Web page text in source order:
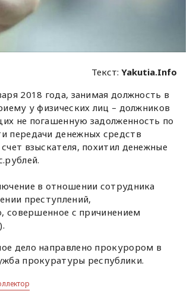
Текст:Yakutia.Info
2018 года, занимая должность в
у физических лиц – должников
не погашенную задолженность по
передачи денежных средств
взыскателя, похитил денежные
в отношении сотрудника
преступлений,
совершенное с причинением
дело направлено прокурором в
прокуратуры республики.